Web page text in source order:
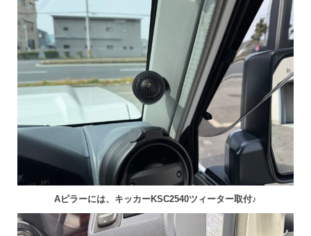
Aピラーには、キッカーKSC2540ツィーター取付♪